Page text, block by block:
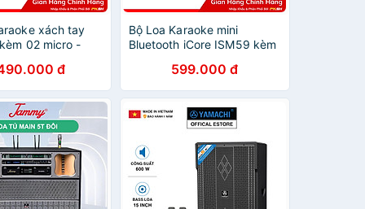
xách tay
02 micro -
đ
Bộ Loa Karaoke mini
Bluetooth iCore ISM59 kèm
599.000 đ